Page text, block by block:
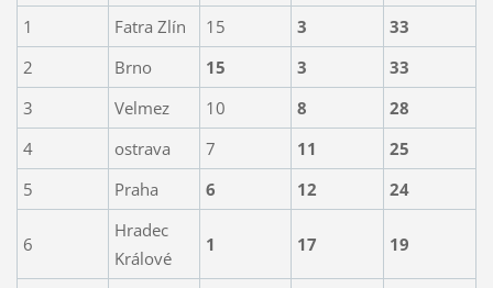
1
Fatra Zlín 15 3
33
2
Brno 15 3
33
3
Velmez 10 8
28
4
ostrava 7 11
25
5
Praha 6 12 24
6
Hradec
Králové
1 17 19